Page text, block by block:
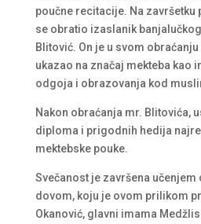
poučne recitacije. Na
se obratio izaslanik
Blitović. On je u svom
ukazao na značaj mekteba kao
odgoja i obrazovanja kod
Nakon obraćanja mr. Blitovića,
diploma i prigodnih hedija
mektebske pouke.
Svečanost je završena učenjem
dovom, koju je ovom prilikom
Okanović, glavni imama